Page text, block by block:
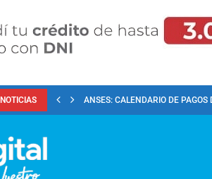
ANSES: CALENDARIO DE PAGOS